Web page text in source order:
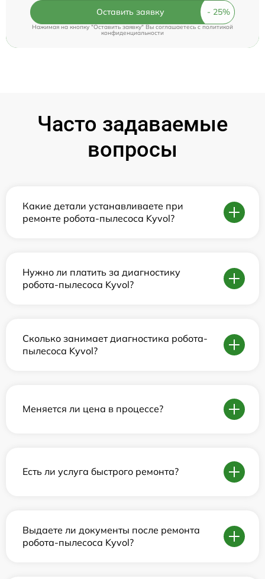
Оставить заявку
Нажимая на кнопку "Оставить заявку" Вы соглашаетесь cполитикой
конфиденциальности
Часто задаваемые
вопросы
Какие детали устанавливаете при
ремонте робота-пылесоса Kyvol?
Нужно ли платить за диагностику
робота-пылесоса Kyvol?
Сколько занимает диагностика робота-
пылесоса Kyvol?
Меняется ли цена в процессе?
Есть ли услуга быстрого ремонта?
Выдаете ли документы после ремонта
робота-пылесоса Kyvol?